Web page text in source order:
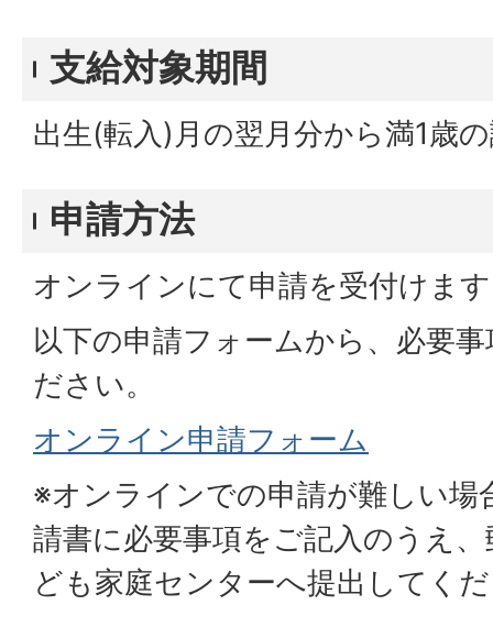
支給対象期間
出生(転入)月の翌月分から満1歳
申請方法
オンラインにて申請を受付けま
以下の申請フォームから、必要
ださい。
オンライン申請フォーム
※オンラインでの申請が難しい場
請書に必要事項をご記入のうえ
ども家庭センターへ提出してく